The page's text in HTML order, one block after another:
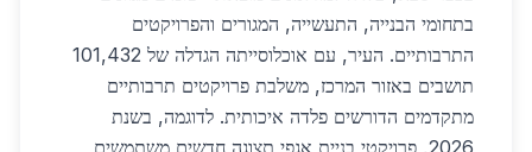
בתחומי הבנייה, התעשייה, המגורים והפרויקטים
התרבותיים. העיר, עם אוכלוסייתה הגדלה של 101,432
תושבים באזור המרכז, משלבת פרויקטים תרבותיים
מתקדמים הדורשים פלדה איכותית. לדוגמה, בשנת
2026, פרויקטי בניית אגפי תצוגה חדשים משתמשים